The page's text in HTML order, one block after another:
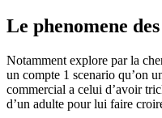
Le phenomene
Notamment explore par la
un compte 1 scenario qu’on
commercial a celui d’avoir
d’un adulte pour lui faire